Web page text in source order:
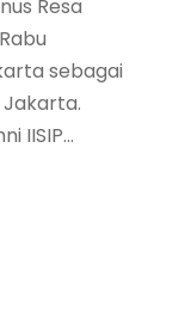
Resa
sebagai
IISIP...